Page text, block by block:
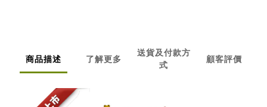
商品描述 了解更多
送貨及付款方
式
顧客評價